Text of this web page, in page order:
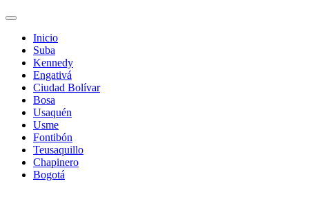
Inicio
Suba
Kennedy
Engativá
Ciudad Bolívar
Bosa
Usaquén
Usme
Fontibón
Teusaquillo
Chapinero
Bogotá